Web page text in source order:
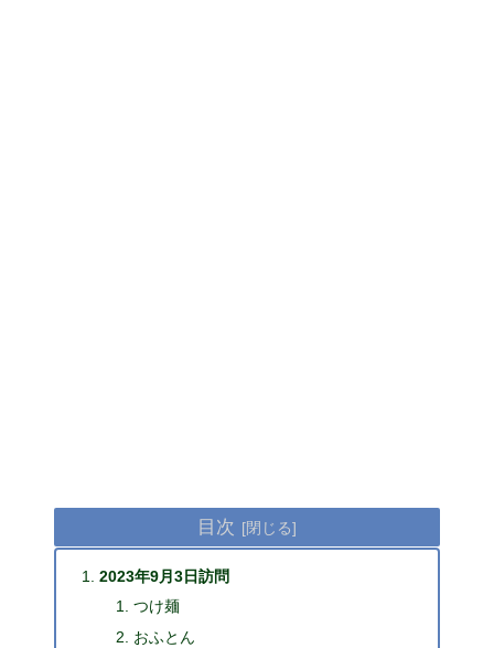
目次
2023年9月3日訪問
つけ麺
おふとん